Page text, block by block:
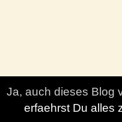
Ja, auch dieses Blog
erfaehrst Du alles